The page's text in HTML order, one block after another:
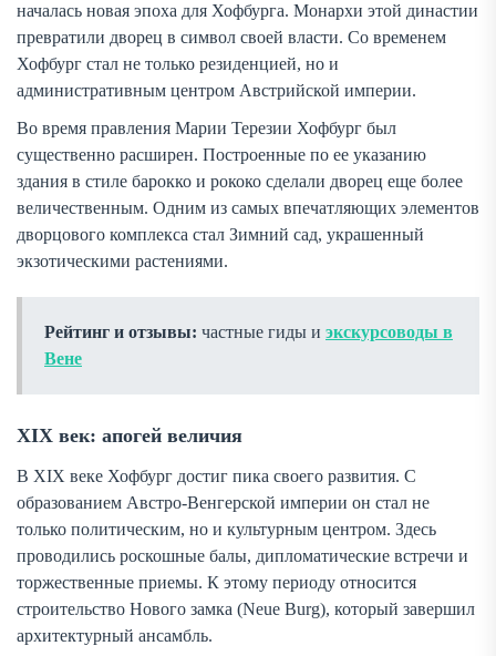
началась новая эпоха для Хофбурга. Монархи этой династии
превратили дворец в символ своей власти. Со временем
Хофбург стал не только резиденцией, но и
административным центром Австрийской империи.
Во время правления Марии Терезии Хофбург был
существенно расширен. Построенные по ее указанию
здания в стиле барокко и рококо сделали дворец еще более
величественным. Одним из самых впечатляющих элементов
дворцового комплекса стал Зимний сад, украшенный
экзотическими растениями.
Рейтинг и отзывы: частные гиды и экскурсоводы в
Вене
XIX век: апогей величия
В XIX веке Хофбург достиг пика своего развития. С
образованием Австро-Венгерской империи он стал не
только политическим, но и культурным центром. Здесь
проводились роскошные балы, дипломатические встречи и
торжественные приемы. К этому периоду относится
строительство Нового замка (Neue Burg), который завершил
архитектурный ансамбль.